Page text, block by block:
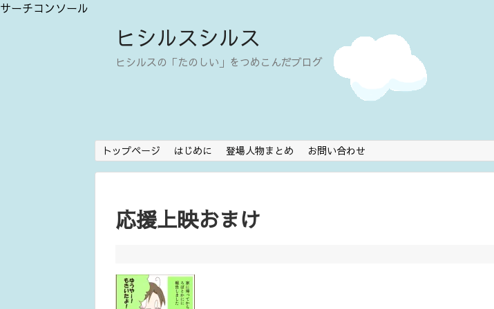
サーチコンソール
ヒシルスシルス
ヒシルスの「たのしい」をつめこんだブログ
トップページ はじめに 登場人物まとめ お問い合わせ
応援上映おまけ